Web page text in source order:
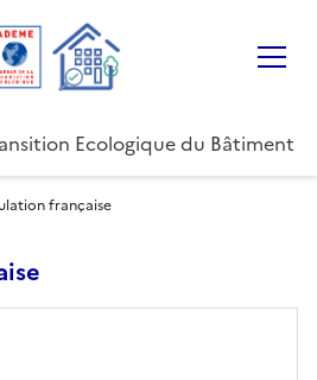
Ecologique du Bâtiment
française